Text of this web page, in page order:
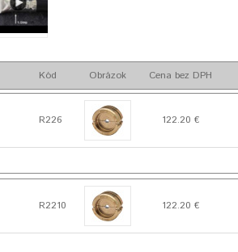
Kód Obrázok Cena bez DPH
R226 122.20 €
R2210 122.20 €